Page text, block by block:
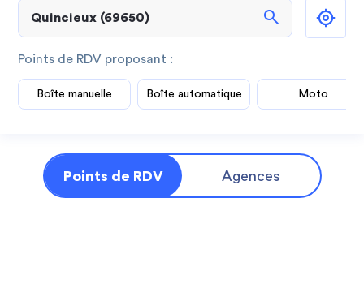
search
Points de RDV proposant :
Boîte manuelle Boîte automatique Moto
Points de RDV Agences